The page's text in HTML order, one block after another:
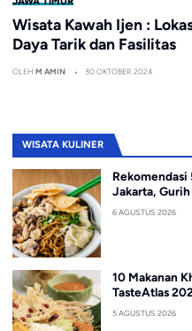
Wisata Kawah Ijen :
Daya Tarik dan Fasilitas
OLEH M AMIN 30 OKTOBER 2024
WISATA KULINER
Rekomendasi
Jakarta,
6 AGUSTUS 2026
10 Makanan
TasteAtlas
5 AGUSTUS 2026